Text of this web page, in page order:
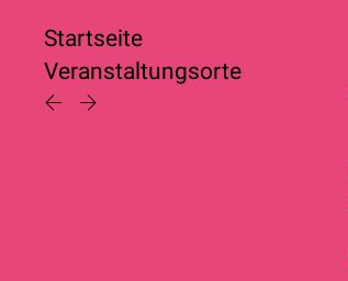
Startseite
Veranstaltungsorte